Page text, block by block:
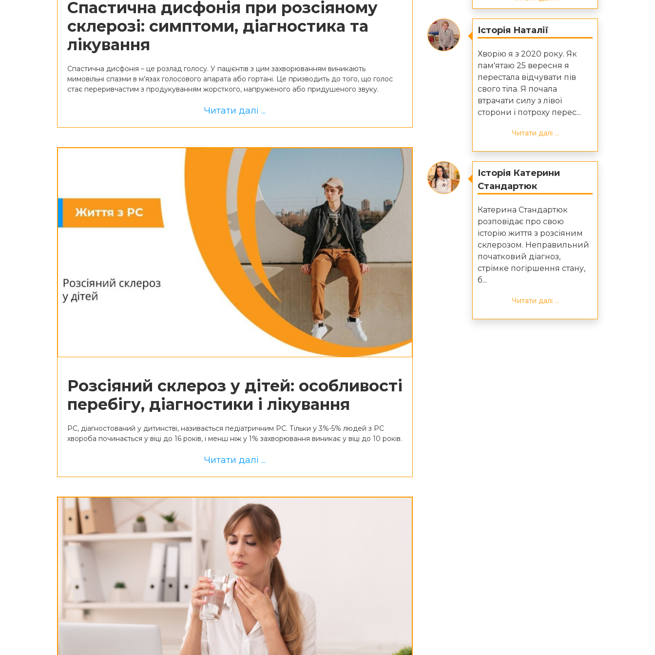
Спастична дисфонія при розсіяному
склерозі: симптоми, діагностика та
лікування
Спастична дисфонія – це розлад голосу. У пацієнтів з цим захворюванням виникають
мимовільні спазми в м’язах голосового апарата або гортані. Це призводить до того, що голос
стає переривчастим з продукуванням жорсткого, напруженого або придушеного звуку.
Читати далі ...
Розсіяний склероз у дітей: особливості
перебігу, діагностики і лікування
РС, діагностований у дитинстві, називається педіатричним РС. Тільки у 3%-5% людей з РС
хвороба починається у віці до 16 років, і менш ніж у 1% захворювання виникає у віці до 10 років.
Читати далі ...
Історія Наталії
Хворію я з 2020 року. Як
пам'ятаю 25 вересня я
перестала відчувати пів
свого тіла. Я почала
втрачати силу з лівої
сторони і потроху перес...
Читати далі ...
Історія Катерини
Стандартюк
Катерина Стандартюк
розповідає про свою
історію життя з розсіяним
склерозом. Неправильний
початковий діагноз,
стрімке погіршення стану,
б...
Читати далі ...